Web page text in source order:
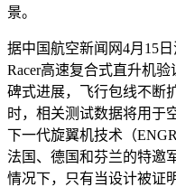
景。
据中国航空新闻网4月15
Racer高速复合式直升机
碑式进展，飞行包线不断
时，相关测试数据将用于
下一代旋翼机技术（
法国、德国和芬兰的特邀
情况下，只有当设计被证